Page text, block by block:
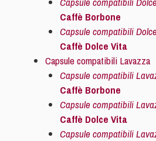
Caffè Borbone
Capsule compatibili
Caffè Dolce Vita
Capsule compatibili Lavazza
Capsule compatibili
Caffè Borbone
Capsule compatibili
Caffè Dolce Vita
Capsule compatibili